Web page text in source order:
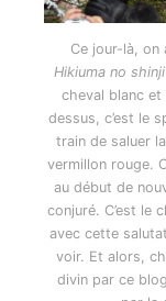
Ce jour-là, on
Hikiuma no shinji
cheval blanc
dessus, c’est le
train de saluer
vermillon rouge.
au début de
conjuré. C’est le
avec cette
voir. Et alors,
divin par ce